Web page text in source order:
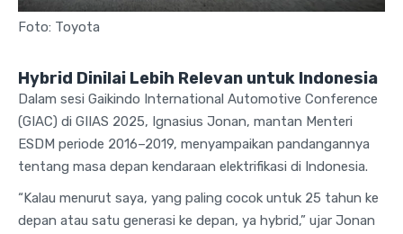
Foto: Toyota
Hybrid Dinilai Lebih Relevan untuk Indonesia
Dalam sesi Gaikindo International Automotive Conference
(GIAC) di GIIAS 2025, Ignasius Jonan, mantan Menteri
ESDM periode 2016–2019, menyampaikan pandangannya
tentang masa depan kendaraan elektrifikasi di Indonesia.
“Kalau menurut saya, yang paling cocok untuk 25 tahun ke
depan atau satu generasi ke depan, ya hybrid,” ujar Jonan